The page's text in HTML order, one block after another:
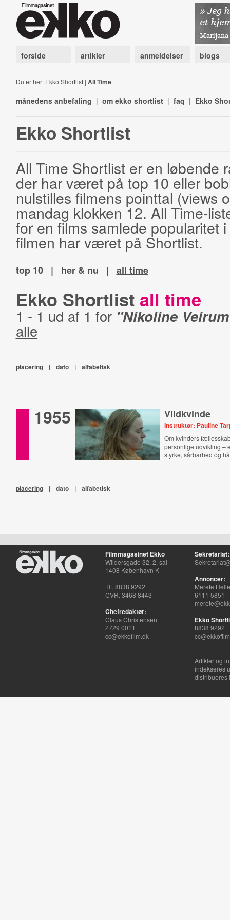
forside artikler anmeldelser blogs
Du er her: Ekko Shortlist| All Time
månedens anbefaling | om ekko shortlist | faq | Ekko
Ekko Shortlist
All Time Shortlist er en løbende
der har været på top 10 eller
nulstilles filmens pointtal (views
mandag klokken 12. All Time-
for en films samlede popularitet
filmen har været på Shortlist.
top 10 | her & nu | all time
Ekko Shortlist all time
1 - 1 ud af 1 for "Nikoline
alle
placering | dato | alfabetisk
1955 Vildkvinde
Instruktør: Pauline
Om kvinders
personlige udvikling –
styrke, sårbarhed og
placering | dato | alfabetisk
Filmmagasinet Ekko
Wildersgade 32, 2. sal
1408 København K
Tlf. 8838 9292
CVR. 3468 8443
Chefredaktør:
Claus Christensen
2729 0011
cc@ekkofilm.dk
Sekretariat:
Annoncer:
Merete
6111 5851
Ekko
8838 9292
Artikler og
indekseres
distribueres